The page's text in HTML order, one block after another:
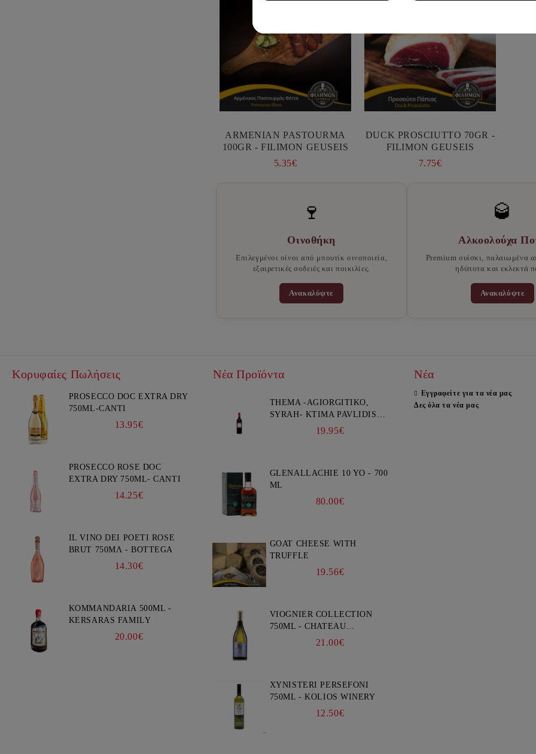
ARMENIAN PASTOURMA
100GR - FILIMON GEUSEIS
5.35€
DUCK PROSCIUTTO 70GR -
FILIMON GEUSEIS
7.75€
🍷
Οινοθήκη
Επιλεγμένοι οίνοι από μπουτίκ οινοποιεία,
εξαιρετικές σοδειές και ποικιλίες.
Ανακαλύψτε
🥃
Αλκοολούχα
Premium ουίσκι, παλαιωμένα
ηδύποτα και εκλεκτά
Ανακαλύψτε
Κορυφαίες Πωλήσεις
PROSECCO DOC EXTRA DRY
750ML-CANTI
13.95€
PROSECCO ROSE DOC
EXTRA DRY 750ML- CANTI
14.25€
IL VINO DEI POETI ROSE
BRUT 750ΜΛ - BOTTEGA
14.30€
KOMMANDARIA 500ML -
KERSARAS FAMILY
20.00€
Νέα Προϊόντα
THEMA -AGIORGITIKO,
SYRAH- KTIMA PAVLIDIS
19.95€
GLENALLACHIE 10 YO - 700
ML
80.00€
GOAT CHEESE WITH
TRUFFLE
19.56€
VIOGNIER COLLECTION
750ML - CHATEAU
BURGOZONE21.00€
XYNISTERI PERSEFONI
750ML - KOLIOS WINERY
12.50€
Νέα
Εγγραφείτε για τα νέα μας
Δες όλα τα νέα μας